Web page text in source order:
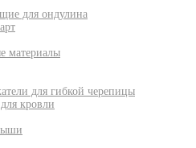
для ондулина
материалы
для гибкой черепицы
кровли